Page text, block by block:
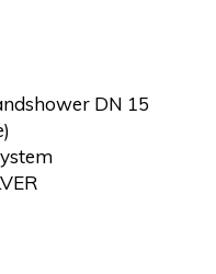
DN 15